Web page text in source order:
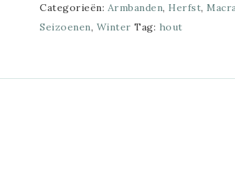
Categorieën: Armbanden,Herfst,
Seizoenen, Winter Tag: hout